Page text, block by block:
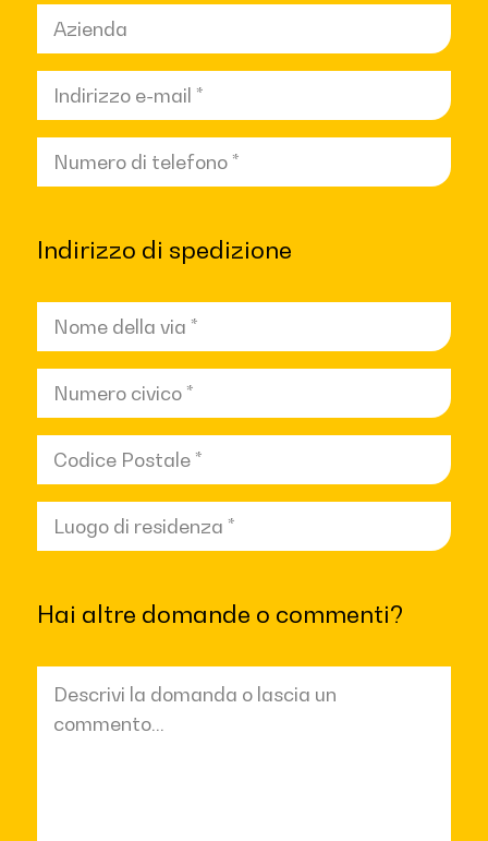
Azienda*
Indirizzo
e-
mail *
Numero
di
Indirizzo di spedizione
Nome
della
Numero
civico*
Codice
Postale*
Luogo
di
Hai altre domande o commenti?
Ulteriori
domande